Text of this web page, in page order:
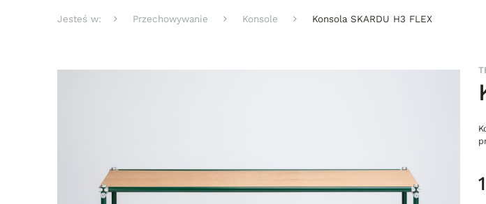
Jesteś w: Przechowywanie Konsole Konsola SKARDU H3 FLEX